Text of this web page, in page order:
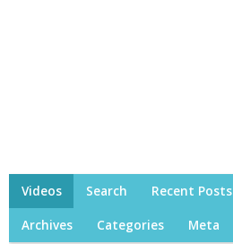
Videos Search Recent Posts
Archives Categories Meta